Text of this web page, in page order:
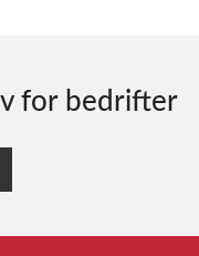
for bedrifter